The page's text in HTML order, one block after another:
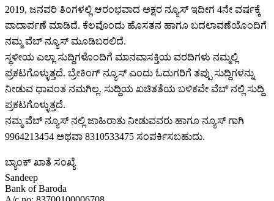
2019, ಜನವರಿ‌ ತಿಂಗಳಲ್ಲಿ ಆರಂಭವಾದ ಅಕ್ಷರ ನ್ಯೂಸ್ ಇದೀಗ 4ನೇ ವರ್ಷಕ್ಕೆ
ಪಾದಾರ್ಪಣೆ ಮಾಡಿದೆ. ಕೆಲವೊಂದು ಹೊಸತನ ಹಾಗೂ ಬದಲಾವಣೆಯೊಂದಿಗೆ
ನಮ್ಮ ವೆಬ್ ನ್ಯೂಸ್ ಮೂಡಿಬರಲಿದೆ.
ಸ್ಥಳೀಯ ಎಲ್ಲಾ ಸುದ್ದಿಗಳೊಂದಿಗೆ ಮಾನವಾಸಕ್ತಿಯ ವರದಿಗಳು ನಮ್ಮಲ್ಲಿ
ಪ್ರಕಟಗೊಳ್ಳುತ್ತದೆ. ಬ್ರೇಕಿಂಗ್ ನ್ಯೂಸ್ ಎಂದು ಓದುಗರಿಗೆ ತಪ್ಪು ಸುದ್ದಿಗಳನ್ನು
ನೀಡುವ ಧಾವಂತ ನಮಗಿಲ್ಲ. ಸುದ್ದಿಯ ಖಚಿತತೆಯ ಬಳಿಕವೇ ವೆಬ್ ನಲ್ಲಿ ಸುದ್ದಿ
ಪ್ರಕಟಗೊಳ್ಳುತ್ತದೆ.
ನಮ್ಮ ವೆಬ್ ನ್ಯೂಸ್ ನಲ್ಲಿ ಜಾಹಿರಾತು ನೀಡುವವರು ಹಾಗೂ ನ್ಯೂಸ್ ಗಾಗಿ
9964213454 ಅಥವಾ 8310533475 ಸಂಪರ್ಕಿಸಬಹುದು.
ಬ್ಯಾಂಕ್ ಖಾತೆ ಸಂಖ್ಯೆ
Sandeep
Bank of Baroda